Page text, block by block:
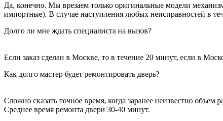
Да, конечно. Мы врезаем только оригинальные модели
импортные). В случае наступления любых неисправностей в
Долго ли мне ждать специалиста на вызов?
Если заказ сделан в Москве, то в течение 20 минут, если в
Как долго мастер будет ремонтировать дверь?
Сложно сказать точное время, когда заранее неизвестно объем
Среднее время ремонта двери 30-40 минут.